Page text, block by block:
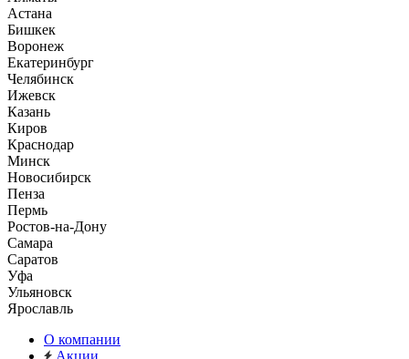
Астана
Бишкек
Воронеж
Екатеринбург
Челябинск
Ижевск
Казань
Киров
Краснодар
Минск
Новосибирск
Пенза
Пермь
Ростов-на-Дону
Самара
Саратов
Уфа
Ульяновск
Ярославль
О компании
Акции